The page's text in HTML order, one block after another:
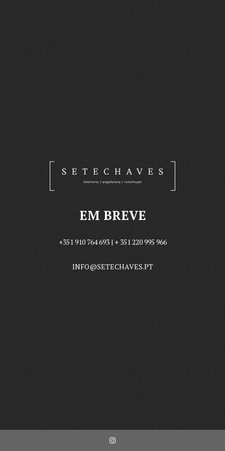
EM BREVE
+351 910 764 693 | + 351 220 995 966
INFO@SETECHAVES.PT